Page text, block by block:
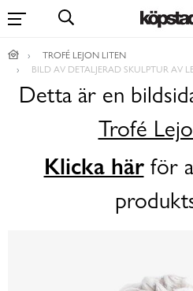
TROFÉ LEJON LITEN
BILD AV DETALJERAD SKULPTUR AV
Detta är en
Trofé
Klicka härför